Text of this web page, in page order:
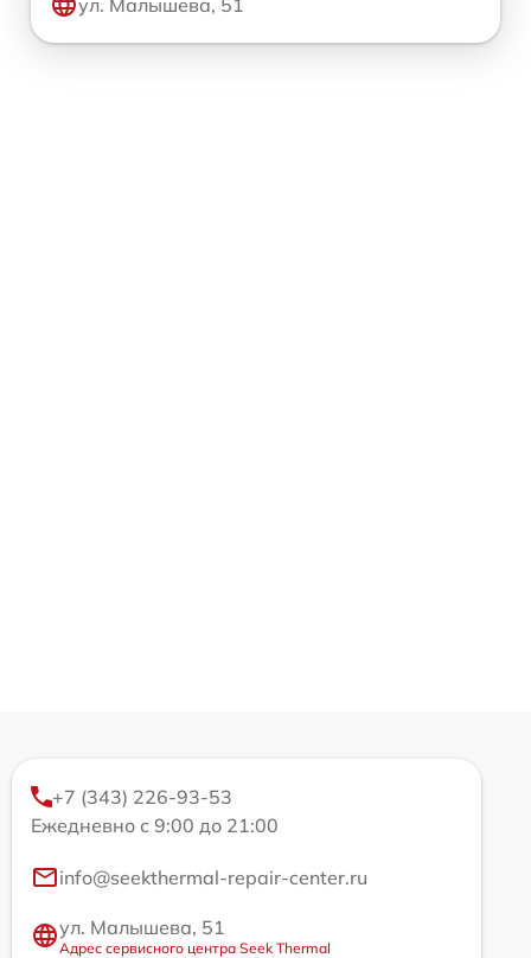
+7 (343) 226-93-53
Ежедневно с 9:00 до 21:00
info@seekthermal-repair-center.ru
ул. Малышева, 51
Адрес сервисного центра Seek Thermal